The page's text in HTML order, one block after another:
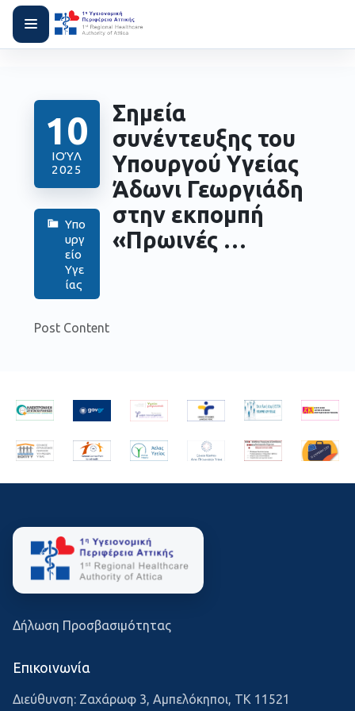
10
ΙΟΎΛ
2025
Υπο
υργ
είο
Υγε
ίας
Σημεία
συνέντευξης του
Υπουργού Υγείας
Άδωνι Γεωργιάδη
στην εκπομπή
«Πρωινές …
Post Content
Δήλωση Προσβασιμότητας
Επικοινωνία
Διεύθυνση: Ζαχάρωφ 3, Αμπελόκηποι, ΤΚ 11521